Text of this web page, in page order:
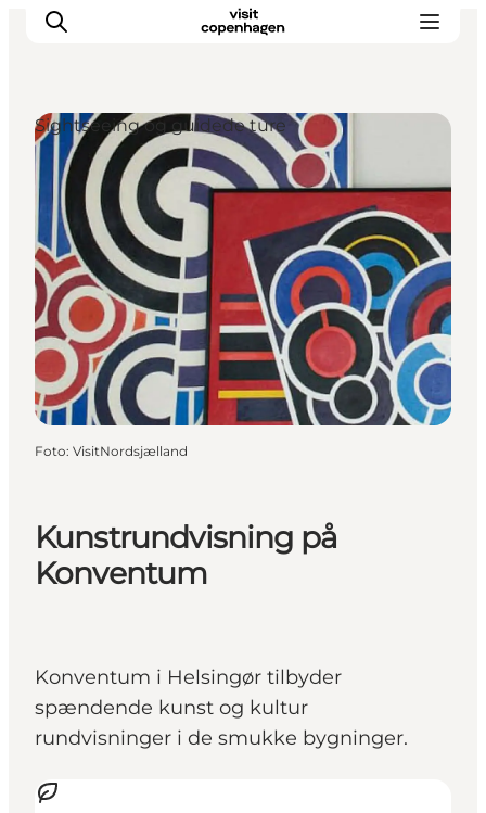
This is Copenhagen
Aktiviteter
Spis & drik
Områder
Planlæg din tur
CopenPay
Copenhagen Card
Kunstrundvisning på
Konventum
Konventum i Helsingør tilbyder
spændende kunst og kultur
rundvisninger i de smukke bygninger.
Sightseeing og guidede ture
Foto: VisitNordsjælland